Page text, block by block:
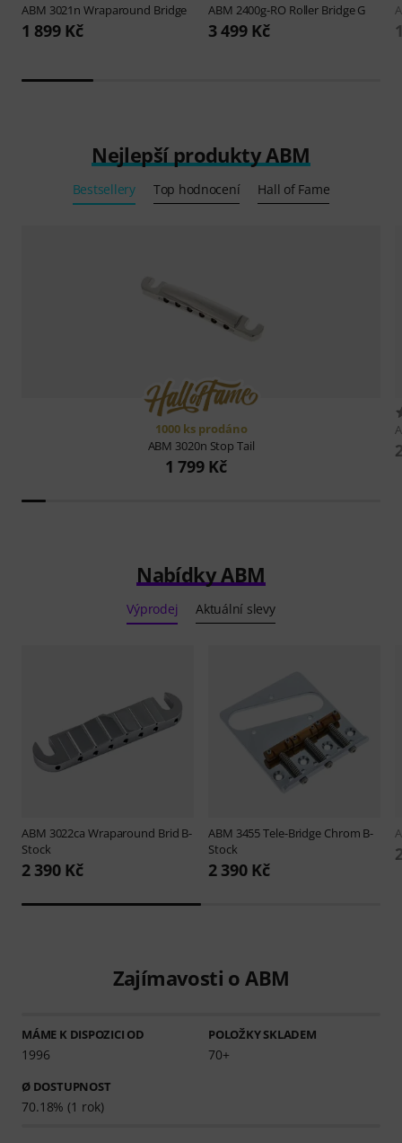
ABM 3021n Wraparound Bridge
1 899 Kč
ABM 2400g-RO Roller Bridge G
3 499 Kč
Nejlepší produkty ABM
Bestsellery Top hodnocení Hall of Fame
1000 ks prodáno
ABM 3020n Stop Tail
1 799 Kč
Nabídky ABM
Výprodej Aktuální slevy
ABM 3022ca Wraparound Brid B-
Stock
2 390 Kč
ABM 3455 Tele-Bridge Chrom B-
Stock
2 390 Kč
Zajímavosti o ABM
MÁME K DISPOZICI OD
1996
POLOŽKY SKLADEM
70+
Ø DOSTUPNOST
70.18% (1 rok)